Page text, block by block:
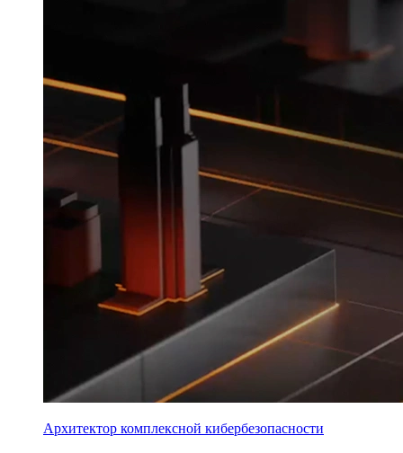
Архитектор комплексной кибербезопасности